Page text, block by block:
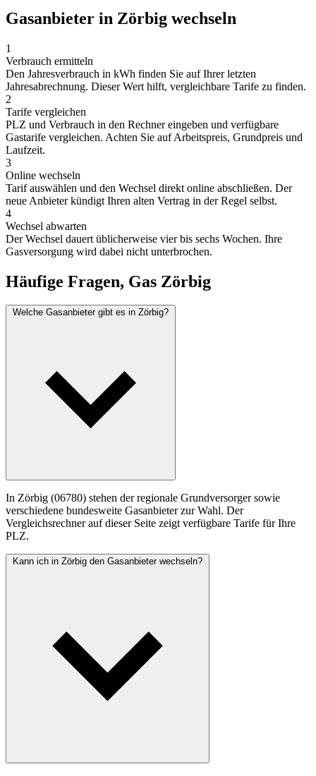
Gasanbieter in Zörbig wechseln
1
Verbrauch ermitteln
Den Jahresverbrauch in kWh finden Sie auf Ihrer letzten
Jahresabrechnung. Dieser Wert hilft, vergleichbare Tarife zu finden.
2
Tarife vergleichen
PLZ und Verbrauch in den Rechner eingeben und verfügbare
Gastarife vergleichen. Achten Sie auf Arbeitspreis, Grundpreis und
Laufzeit.
3
Online wechseln
Tarif auswählen und den Wechsel direkt online abschließen. Der
neue Anbieter kündigt Ihren alten Vertrag in der Regel selbst.
4
Wechsel abwarten
Der Wechsel dauert üblicherweise vier bis sechs Wochen. Ihre
Gasversorgung wird dabei nicht unterbrochen.
Häufige Fragen, Gas Zörbig
Welche Gasanbieter gibt es in Zörbig?
In Zörbig (06780) stehen der regionale Grundversorger sowie
verschiedene bundesweite Gasanbieter zur Wahl. Der
Vergleichsrechner auf dieser Seite zeigt verfügbare Tarife für Ihre
PLZ.
Kann ich in Zörbig den Gasanbieter wechseln?